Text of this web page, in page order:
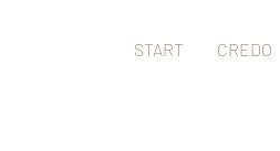
START CREDO